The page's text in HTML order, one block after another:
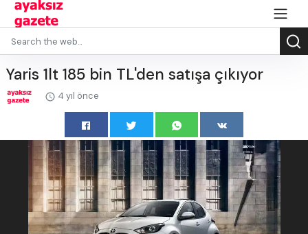
Yaris 1lt 185 bin TL'den satışa çıkıyor
4 yıl önce